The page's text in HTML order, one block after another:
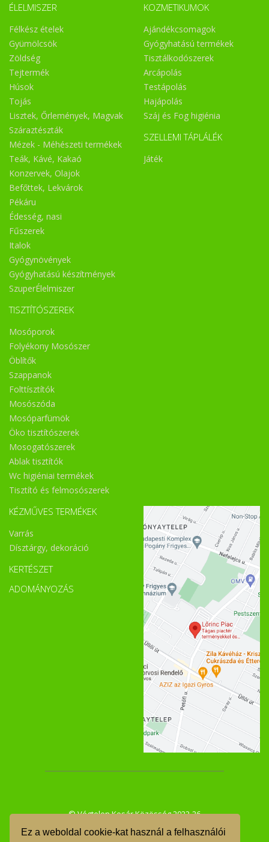
Ez a weboldal cookie-kat használ a felhasználói
ÉLELMISZER
Félkész ételek
Gyümölcsök
Zöldség
Tejtermék
Húsok
Tojás
Lisztek, Őrlemények, Magvak
Száraztészták
Mézek - Méhészeti termékek
Teák, Kávé, Kakaó
Konzervek, Olajok
Befőttek, Lekvárok
Pékáru
Édesség, nasi
Fűszerek
Italok
Gyógynövények
Gyógyhatású készítmények
SzuperÉlelmiszer
TISZTÍTÓSZEREK
Mosóporok
Folyékony Mosószer
Öblítők
Szappanok
Folttísztítók
Mosószóda
Mosóparfümök
Öko tisztítószerek
Mosogatószerek
Ablak tisztítók
Wc higiéniai termékek
Tisztító és felmosószerek
KOZMETIKUMOK
Ajándékcsomagok
Gyógyhatású termékek
Tisztálkodószerek
Arcápolás
Testápolás
Hajápolás
Száj és Fog higiénia
SZELLEMI TÁPLÁLÉK
Játék
KÉZMŰVES TERMÉKEK
Varrás
Dísztárgy, dekoráció
KERTÉSZET
ADOMÁNYOZÁS
© Végtelen Kosár Közösség 2022-26
ÁSZF